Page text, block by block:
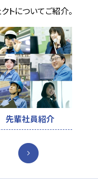
トについてご紹介。
先輩社員紹介